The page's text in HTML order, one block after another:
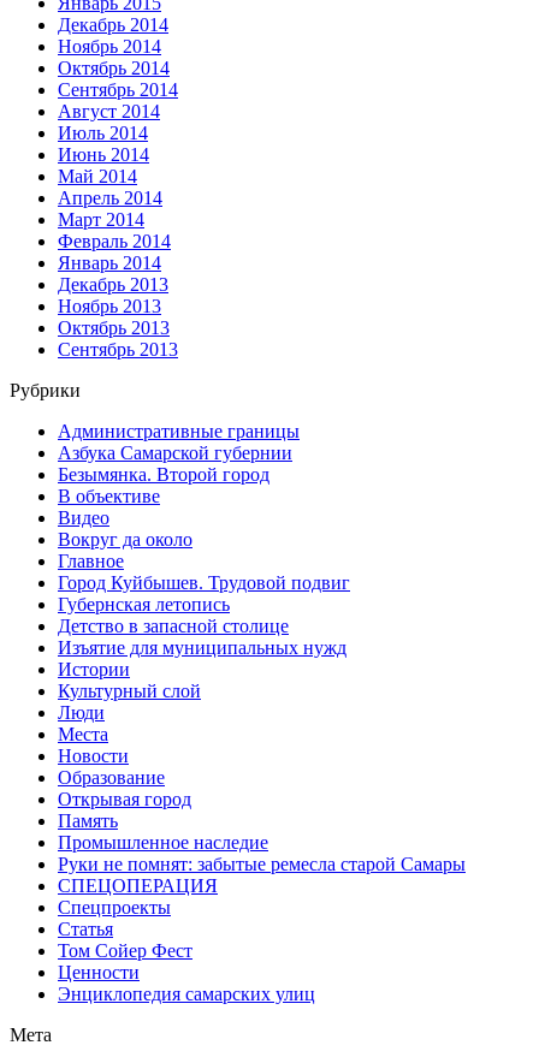
Декабрь 2014
Ноябрь 2014
Октябрь 2014
Сентябрь 2014
Август 2014
Июль 2014
Июнь 2014
Май 2014
Апрель 2014
Март 2014
Февраль 2014
Январь 2014
Декабрь 2013
Ноябрь 2013
Октябрь 2013
Сентябрь 2013
Рубрики
Административные границы
Азбука Самарской губернии
Безымянка. Второй город
В объективе
Видео
Вокруг да около
Главное
Город Куйбышев. Трудовой подвиг
Губернская летопись
Детство в запасной столице
Изъятие для муниципальных нужд
Истории
Культурный слой
Люди
Места
Новости
Образование
Открывая город
Память
Промышленное наследие
Руки не помнят: забытые ремесла старой Самары
СПЕЦОПЕРАЦИЯ
Спецпроекты
Статья
Том Сойер Фест
Ценности
Энциклопедия самарских улиц
Мета